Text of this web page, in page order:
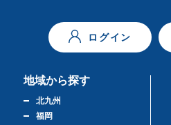
ログイン
地域から探す
北九州
福岡